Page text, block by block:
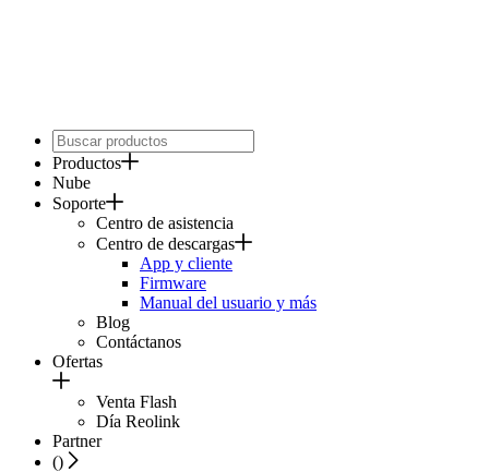
Productos
Nube
Soporte
Centro de asistencia
Centro de descargas
App y cliente
Firmware
Manual del usuario y más
Blog
Contáctanos
Ofertas
Venta Flash
Día Reolink
Partner
()